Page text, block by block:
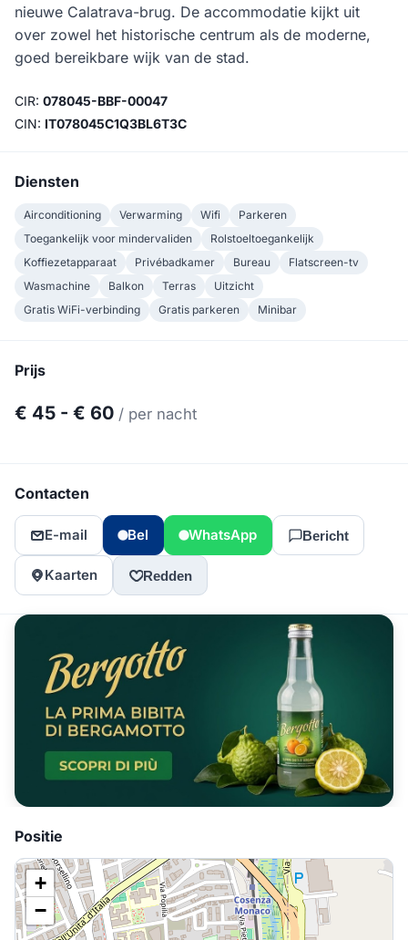
nieuwe Calatrava-brug. De accommodatie kijkt uit
over zowel het historische centrum als de moderne,
goed bereikbare wijk van de stad.
CIR: 078045-BBF-00047
CIN: IT078045C1Q3BL6T3C
Diensten
Airconditioning Verwarming Wifi
Parkeren
Toegankelijk voor mindervaliden
Rolstoeltoegankelijk
Koffiezetapparaat
Privébadkamer Bureau
Flatscreen-tv
Wasmachine
Balkon Terras
Uitzicht
Gratis WiFi-verbinding
Gratis parkeren Minibar
Prijs
€ 45 - € 60 / per nacht
Contacten
E-mail Bel WhatsApp Bericht
Kaarten Redden
Positie
+
−